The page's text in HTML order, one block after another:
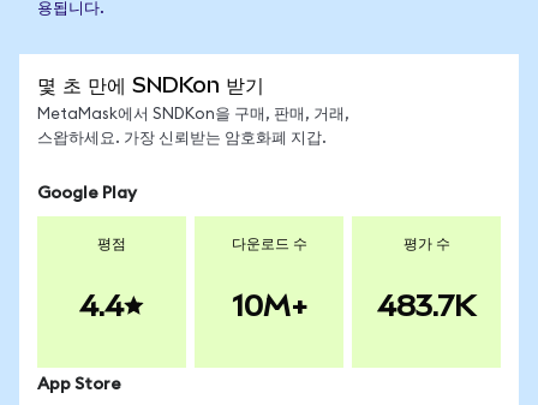
용됩니다.
몇 초 만에 SNDKon 받기
MetaMask에서 SNDKon을 구매, 판매, 거래,
스왑하세요. 가장 신뢰받는 암호화폐 지갑.
Google Play
평점
4.4
다운로드 수
10M+
평가 수
483.7K
App Store